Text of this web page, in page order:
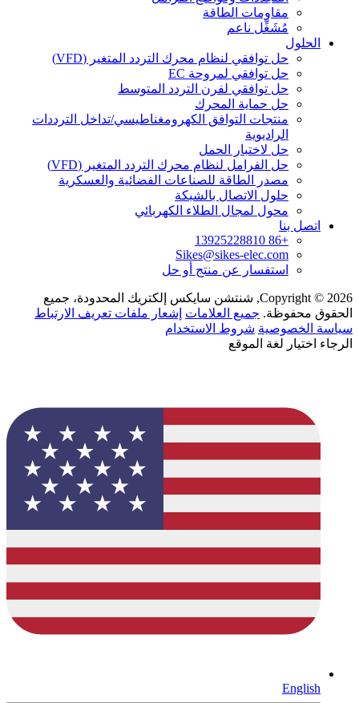
مقاومات الطاقة
مُشَغِّل ناعم
الحلول
حل توافقي لنظام محرك التردد المتغير (VFD)
حل توافقي لمروحة EC
حل توافقي لفرن التردد المتوسط
حل حماية المحرك
منتجات التوافق الكهرومغناطيسي/تداخل الترددات
الراديوية
حل لاختبار الحمل
حل الفرامل لنظام محرك التردد المتغير (VFD)
مصدر الطاقة للصناعات الفضائية والعسكرية
حلول الاتصال بالشبكة
محول لمجال الطلاء الكهربائي
اتصل بنا
+86 13925228810
Sikes@sikes-elec.com
استفسار عن منتج أو حل
Copyright © 2026, شنتشن سايكس إلكتريك المحدودة، جميع
الحقوق محفوظة. جميع العلامات إشعار ملفات تعريف الارتباط
سياسة الخصوصية شروط الاستخدام
الرجاء اختيار لغة الموقع
English